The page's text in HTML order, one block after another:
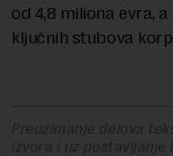
od 4,8 miliona evra,
ključnih stubova
Preuzimanje delova
izvora i uz postavljanje